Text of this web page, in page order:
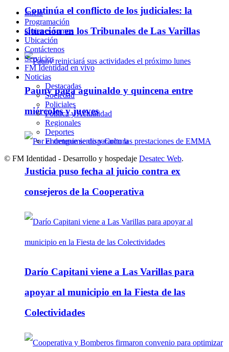
Continúa el conflicto de los judiciales: la
situación en los Tribunales de Las Varillas
Pauny paga aguinaldo y quincena entre
miércoles y jueves
Justicia puso fecha al juicio contra ex
consejeros de la Cooperativa
Darío Capitani viene a Las Varillas para
apoyar al municipio en la Fiesta de las
Colectividades
Inicio
Programación
Quienes somos
Ubicación
Contáctenos
Servicios
FM Identidad en vivo
Noticias
Destacadas
Sociedad
Policiales
Política y Actualidad
Regionales
Deportes
Entretenimiento y Cultura
© FM Identidad - Desarrollo y hospedaje Desatec Web.